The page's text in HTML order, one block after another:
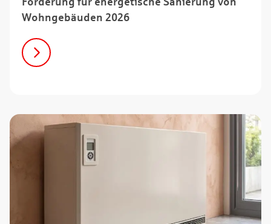
Wohngebäuden 2026